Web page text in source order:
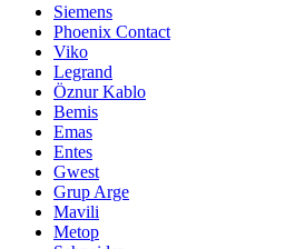
Siemens
Phoenix Contact
Viko
Legrand
Öznur Kablo
Bemis
Emas
Entes
Gwest
Grup Arge
Mavili
Metop